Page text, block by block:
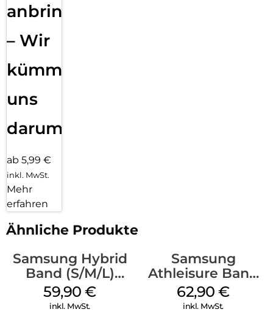
anbringen
– Wir
kümmern
uns
darum!
ab 5,99 €
inkl. MwSt.
Mehr
erfahren
Ähnliche Produkte
Samsung Hybrid
Band (S/M/L)
Galaxy
Watch8/Watch8
59,90€
inkl. MwSt.
Samsung
Athleisure Band
(S/M) Galaxy
Watch8/Watch8
62,90€
inkl. MwSt.